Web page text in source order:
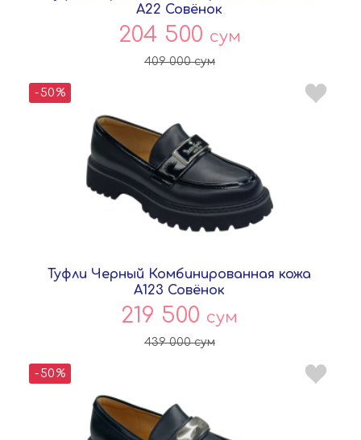
A22 Совёнок
204 500 сум
409 000сум
-50%
Туфли Черный Комбинированная кожа
A123 Совёнок
219 500 сум
439 000сум
-50%